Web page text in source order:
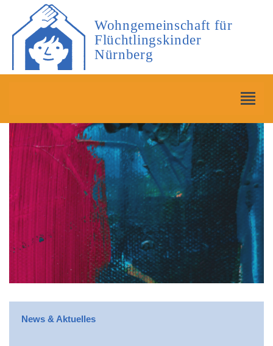
Wohngemeinschaft für
Flüchtlingskinder
Nürnberg
News & Aktuelles